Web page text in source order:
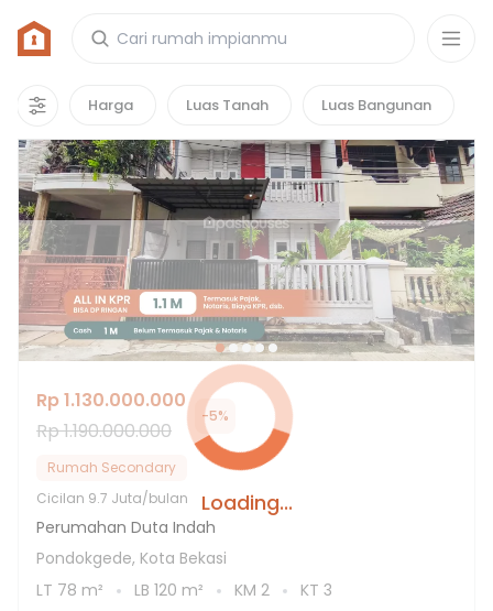
Harga Luas Tanah Luas Bangunan
Loading...
Rumah di Duta Indah
10properti
Hot Deals
Rp 1.130.000.000
Rp 1.190.000.000
-5%
Rumah Secondary
Cicilan 9.7 Juta/bulan
Perumahan Duta Indah
Pondokgede, Kota Bekasi
LT 78 m² LB 120 m² KM 2 KT 3